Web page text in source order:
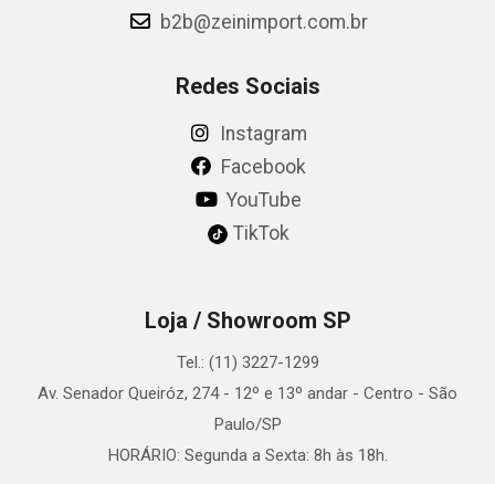
b2b@zeinimport.com.br
Redes Sociais
Instagram
Facebook
YouTube
TikTok
Loja / Showroom SP
Tel.: (11) 3227-1299
Av. Senador Queiróz, 274 - 12º e 13º andar - Centro - São
Paulo/SP
HORÁRIO: Segunda a Sexta: 8h às 18h.